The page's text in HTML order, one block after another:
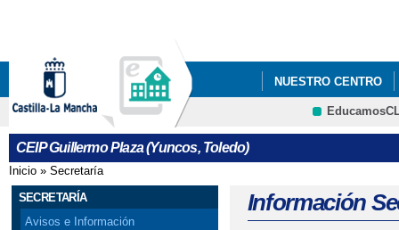
NUESTRO CENTRO
CEIP Guillermo Plaza (Yuncos, Toledo)
Se encuentra usted aquí
Inicio » Secretaría
SECRETARÍA
Avisos e Información
Información